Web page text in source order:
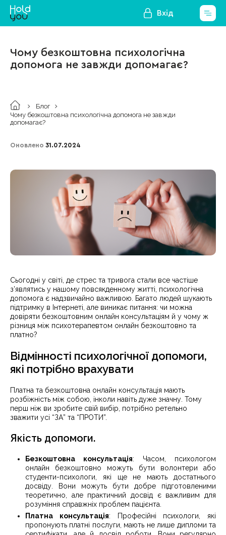
Вхід
Чому безкоштовна психологічна
допомога не завжди допомагає?
Блог
Чому безкоштовна психологічна допомога не завжди
допомагає?
Оновлено 31.07.2024
Сьогодні у світі, де стрес та тривога стали все частіше
з’являтись у нашому повсякденному житті, психологічна
допомога є надзвичайно важливою. Багато людей шукають
підтримку в Інтернеті, але виникає питання: чи можна
довіряти безкоштовним онлайн консультаціям й у чому ж
різниця між психотерапевтом онлайн безкоштовно та
платно?
Відмінності психологічної допомоги,
які потрібно врахувати
Платна та безкоштовна онлайн консультація мають
розбіжність між собою, інколи навіть дуже значну. Тому
перш ніж ви зробите свій вибір, потрібно ретельно
зважити усі “ЗА” та “ПРОТИ”.
Якість допомоги.
Безкоштовна консультація: Часом, психологом
онлайн безкоштовно можуть бути волонтери або
студенти-психологи, які ще не мають достатнього
досвіду. Вони можуть бути добре підготовленими
теоретично, але практичний досвід є важливим для
розуміння справжніх проблем пацієнта.
Платна консультація: Професійні психологи, які
пропонують платні послуги, мають не лише дипломи та